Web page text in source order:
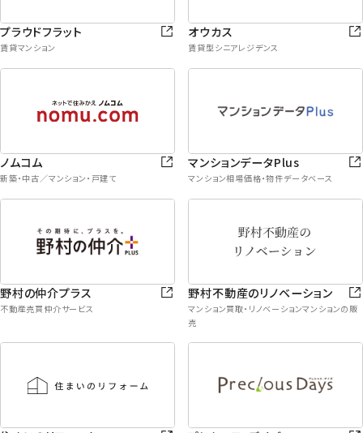
プラウドフラット
賃貸マンション
オウカス
賃貸型シニアレジデンス
ノムコム
新築・中古／マンション・戸建て
マンションデータPlus
マンション相場価格・物件データベース
野村の仲介プラス
不動産売買仲介サービス
野村不動産のリノベーション
マンション買取・リノベーションマンションの販
売